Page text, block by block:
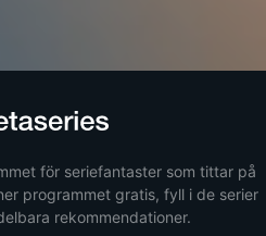
för seriefantaster som tittar på
programmet gratis, fyll i de serier
rekommendationer.